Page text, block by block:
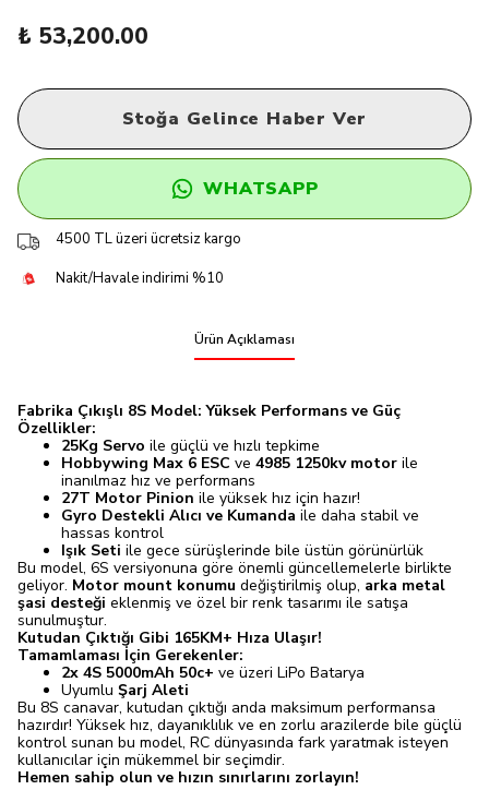
₺ 53,200.00
Stoğa Gelince Haber Ver
WHATSAPP
4500 TL üzeri ücretsiz kargo
Nakit/Havale indirimi %10
Ürün Açıklaması
Fabrika Çıkışlı 8S Model: Yüksek Performans ve Güç
Özellikler:
25Kg Servo ile güçlü ve hızlı tepkime
Hobbywing Max 6 ESC ve 4985 1250kv motor ile
inanılmaz hız ve performans
27T Motor Pinion ile yüksek hız için hazır!
Gyro Destekli Alıcı ve Kumanda ile daha stabil ve
hassas kontrol
Işık Seti ile gece sürüşlerinde bile üstün görünürlük
Bu model, 6S versiyonuna göre önemli güncellemelerle birlikte
geliyor. Motor mount konumu değiştirilmiş olup, arka metal
şasi desteği eklenmiş ve özel bir renk tasarımı ile satışa
sunulmuştur.
Kutudan Çıktığı Gibi 165KM+ Hıza Ulaşır!
Tamamlaması İçin Gerekenler:
2x 4S 5000mAh 50c+ ve üzeri LiPo Batarya
Uyumlu Şarj Aleti
Bu 8S canavar, kutudan çıktığı anda maksimum performansa
hazırdır! Yüksek hız, dayanıklılık ve en zorlu arazilerde bile güçlü
kontrol sunan bu model, RC dünyasında fark yaratmak isteyen
kullanıcılar için mükemmel bir seçimdir.
Hemen sahip olun ve hızın sınırlarını zorlayın!